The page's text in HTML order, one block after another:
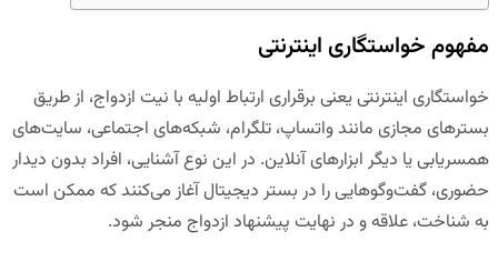
مفهوم خواستگاری اینترنتی
خواستگاری اینترنتی یعنی برقراری ارتباط اولیه با نیت ازدواج، از طریق
بسترهای مجازی مانند واتساپ، تلگرام، شبکه‌های اجتماعی، سایت‌های
همسریابی یا دیگر ابزارهای آنلاین. در این نوع آشنایی، افراد بدون دیدار
حضوری، گفت‌وگوهایی را در بستر دیجیتال آغاز می‌کنند که ممکن است
به شناخت، علاقه و در نهایت پیشنهاد ازدواج منجر شود.